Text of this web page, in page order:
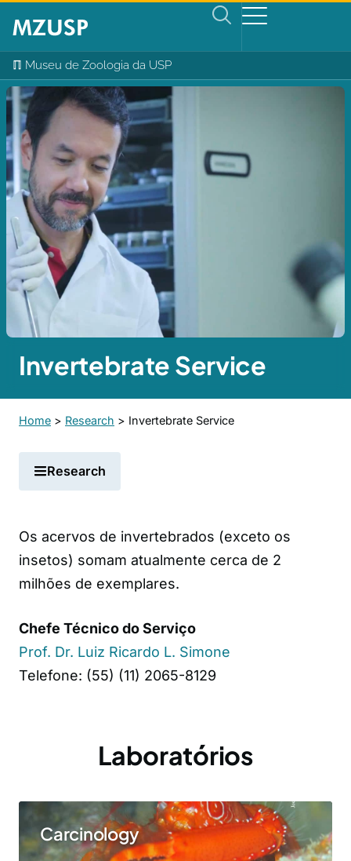
ℿ Museu de Zoologia da USP
Invertebrate Service
Home > Research > Invertebrate Service
Research
Os acervos de invertebrados (exceto os
insetos) somam atualmente cerca de 2
milhões de exemplares.
Chefe Técnico do Serviço
Prof. Dr. Luiz Ricardo L. Simone
Telefone: (55) (11) 2065-8129
Laboratórios
Carcinology